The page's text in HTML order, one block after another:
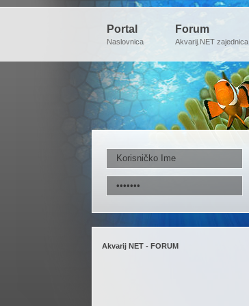
Portal
Naslovnica
Forum
Akvarij.NET zajednica
Akvarij NET - FORUM